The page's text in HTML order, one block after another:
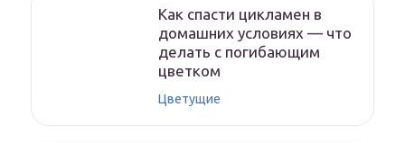
Как спасти цикламен в
домашних условиях — что
делать с погибающим
цветком
Цветущие